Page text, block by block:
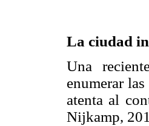
La ciudad
Una
enumerar
atenta al
Nijkamp,